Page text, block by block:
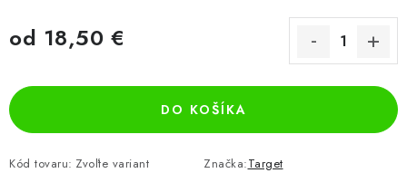
od 18,50 €
DO KOŠÍKA
Kód tovaru: Zvoľte variant Značka:Target